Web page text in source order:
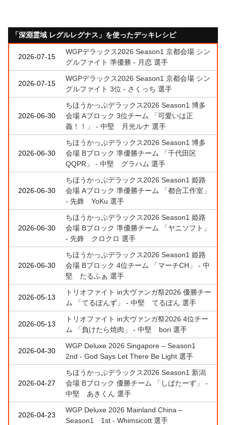
「深淵霊域 レグルレグナス」を使ったデッキレシピ
2026-07-15
WGPデラックス2026 Season1 京都会場 シン
グルファイト 準優勝 - 月恋 選手
2026-07-15
WGPデラックス2026 Season1 京都会場 シン
グルファイト 3位 - さくっち 選手
2026-06-30
ちほうかっぷデラックス2026 Season1 博多
会場 Aブロック 3位チーム 「可愛いは正
義！！」 - 中堅 月光ルナ 選手
2026-06-30
ちほうかっぷデラックス2026 Season1 博多
会場 Bブロック 準優勝チーム 「千代田区
QQPR」 - 中堅 グラハム 選手
2026-06-30
ちほうかっぷデラックス2026 Season1 姫路
会場 Aブロック 準優勝チーム 「都合工作室」
- 先鋒 YoKu 選手
2026-06-30
ちほうかっぷデラックス2026 Season1 姫路
会場 Bブロック 準優勝チーム 「ヤニソフト」
- 先鋒 クロクロ 選手
2026-06-30
ちほうかっぷデラックス2026 Season1 姫路
会場 Bブロック 4位チーム 「マーチCH」 - 中
堅 たるふぁ 選手
2026-05-13
トリオファイト in大ヴァンガ祭2026 優勝チー
ム 「てるぽんず」 - 中堅 てるぽん 選手
2026-05-13
トリオファイト in大ヴァンガ祭2026 4位チー
ム 「負けたら焼肉」 - 中堅 bori 選手
2026-04-30
WGP Deluxe 2026 Singapore – Season1
2nd - God Says Let There Be Light 選手
2026-04-27
ちほうかっぷデラックス2026 Season1 新潟
会場 Bブロック 優勝チーム 「しばたーず」 -
中堅 あきくん 選手
2026-04-23
WGP Deluxe 2026 Mainland China –
Season1 1st - Whimsicott 選手